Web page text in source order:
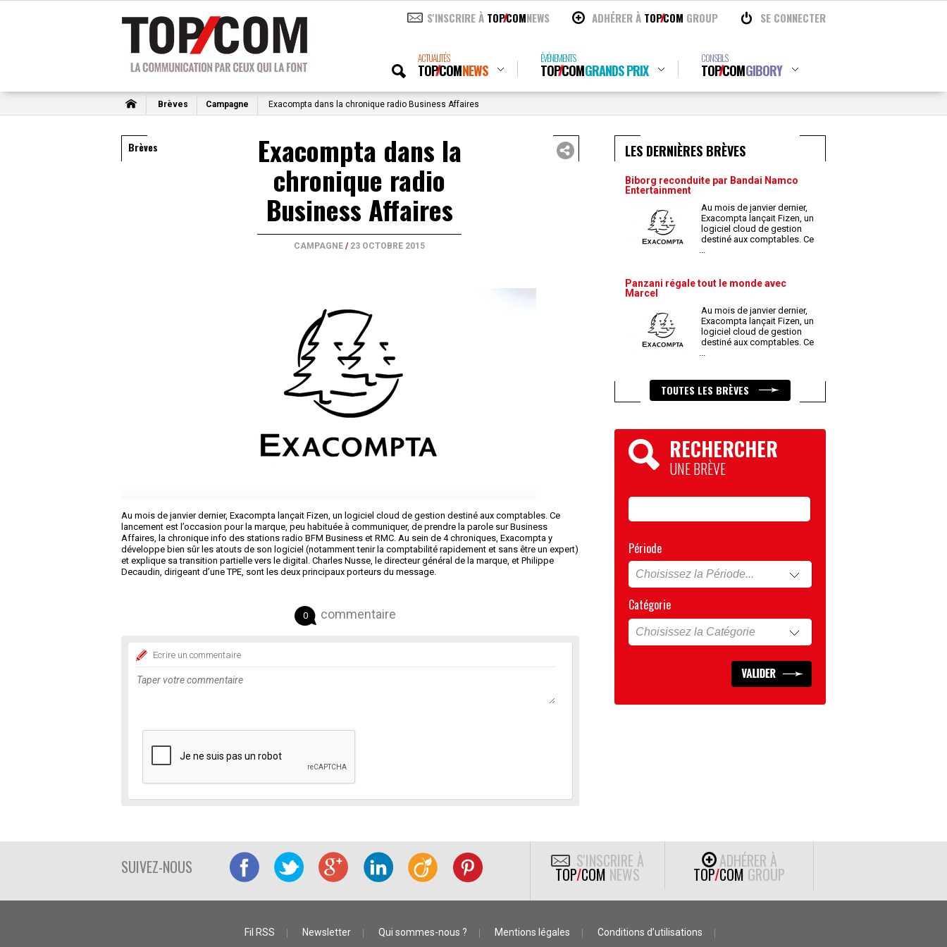
S'INSCRIRE À TOPCOMNEWS ADHÉRER À TOPCOM GROUP SE CONNECTER
ACTUALITÉS
TOPCOMNEWS
ÉVÉNEMENTS
TOPCOMGRANDS PRIX
CONSEILS
TOPCOMGIBORY
Brèves Campagne Exacompta dans la chronique radio Business Affaires
Brèves Exacompta dans la
chronique radio
Business Affaires
CAMPAGNE / 23 OCTOBRE 2015
Au mois de janvier dernier, Exacompta lançait Fizen, un logiciel cloud de gestion destiné aux comptables. Ce
lancement est l’occasion pour la marque, peu habituée à communiquer, de prendre la parole sur Business
Affaires, la chronique info des stations radio BFM Business et RMC. Au sein de 4 chroniques, Exacompta y
développe bien sûr les atouts de son logiciel (notamment tenir la comptabilité rapidement et sans être un expert)
et explique sa transition partielle vers le digital. Charles Nusse, le directeur général de la marque, et Philippe
Decaudin, dirigeant d’une TPE, sont les deux principaux porteurs du message.
0 commentaire
Ecrire un commentaire
LES DERNIÈRES BRÈVES
Biborg reconduite par Bandai Namco
Entertainment
Au mois de janvier dernier,
Exacompta lançait Fizen, un
logiciel cloud de gestion
destiné aux comptables. Ce
...
Panzani régale tout le monde avec
Marcel
Au mois de janvier dernier,
Exacompta lançait Fizen, un
logiciel cloud de gestion
destiné aux comptables. Ce
...
TOUTES LES BRÈVES
RECHERCHER
UNE BRÈVE
Période
Catégorie
SUIVEZ-NOUS S'INSCRIRE À
TOP/COM NEWS
ADHÉRER À
TOP/COM GROUP
Fil RSS Newsletter Qui sommes-nous ? Mentions légales Conditions d’utilisations